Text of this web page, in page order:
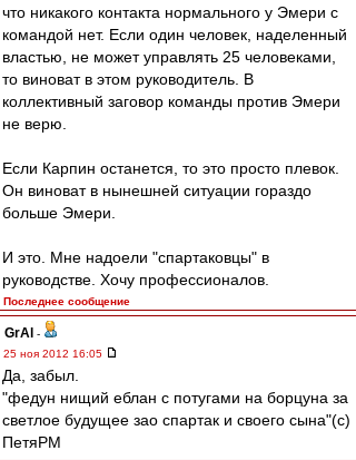
что никакого контакта нормального у Эмери с
командой нет. Если один человек, наделенный
властью, не может управлять 25 человеками,
то виноват в этом руководитель. В
коллективный заговор команды против Эмери
не верю.
Если Карпин останется, то это просто плевок.
Он виноват в нынешней ситуации гораздо
больше Эмери.
И это. Мне надоели "спартаковцы" в
руководстве. Хочу профессионалов.
Последнее сообщение
GrAl -
25 ноя 2012 16:05
Да, забыл.
"федун нищий еблан с потугами на борцуна за
светлое будущее зао спартак и своего сына"(с)
ПетяРМ